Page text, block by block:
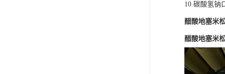
10.碳酸氢钠
醋酸地塞米
醋酸地塞米